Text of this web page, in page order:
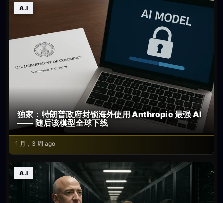
A.I
独家：特朗普政府封锁海外使用 Anthropic 最强 AI
—— 随后该模型全球下线
1 月，3 周 ago
A.I